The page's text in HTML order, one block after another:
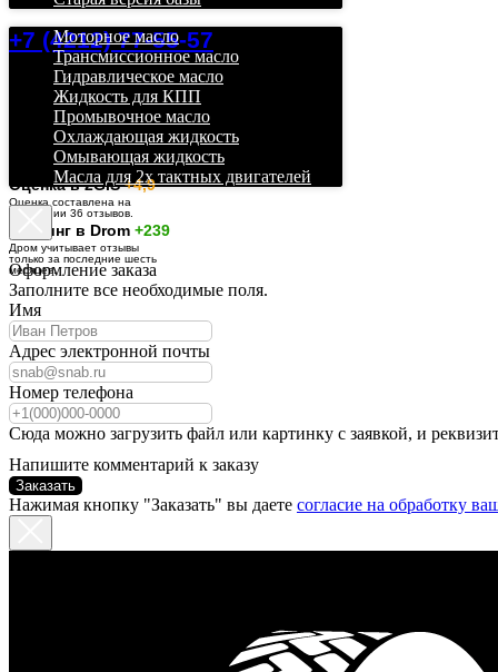
+7 (4212) 77-55-57
Оценка в 2GIS+4,9
Оценка составлена на
основании 36 отзывов.
Рейтинг в Drom +239
Дром учитывает отзывы
только за последние шесть
месяцев.
Моторное масло
Трансмиссионное масло
Гидравлическое масло
Жидкость для КПП
Промывочное масло
Охлаждающая жидкость
Омывающая жидкость
Масла для 2х тактных двигателей
Оформление заказа
Заполните все необходимые поля.
Имя
Адрес электронной почты
Номер телефона
Сюда можно загрузить файл или картинку с заявкой, и
Напишите комментарий к заказу
Заказать
Нажимая кнопку "Заказать" вы даете согласие на обработку